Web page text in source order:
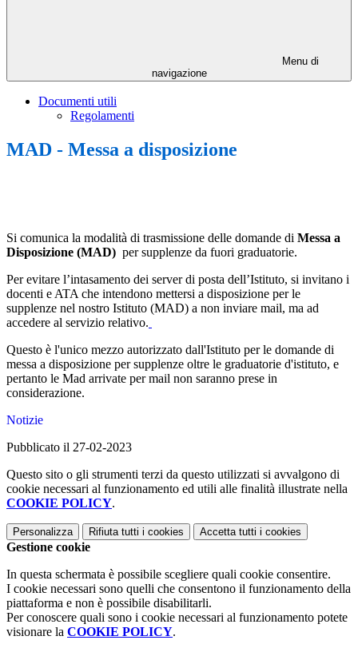
Menu di
navigazione
Documenti utili
Regolamenti
MAD - Messa a disposizione
Si comunica la modalità di trasmissione delle domande di Messa a
Disposizione (MAD) per supplenze da fuori graduatorie.
Per evitare l’intasamento dei server di posta dell’Istituto, si invitano i
docenti e ATA che intendono mettersi a disposizione per le
supplenze nel nostro Istituto (MAD) a non inviare mail, ma ad
accedere al servizio relativo.
Questo è l'unico mezzo autorizzato dall'Istituto per le domande di
messa a disposizione per supplenze oltre le graduatorie d'istituto, e
pertanto le Mad arrivate per mail non saranno prese in
considerazione.
Notizie
Pubblicato il 27-02-2023
Questo sito o gli strumenti terzi da questo utilizzati si avvalgono di
cookie necessari al funzionamento ed utili alle finalità illustrate nella
COOKIE POLICY.
Personalizza Rifiuta tutti i cookies Accetta tutti i cookies
Gestione cookie
In questa schermata è possibile scegliere quali cookie consentire.
I cookie necessari sono quelli che consentono il funzionamento della
piattaforma e non è possibile disabilitarli.
Per conoscere quali sono i cookie necessari al funzionamento potete
visionare la COOKIE POLICY.